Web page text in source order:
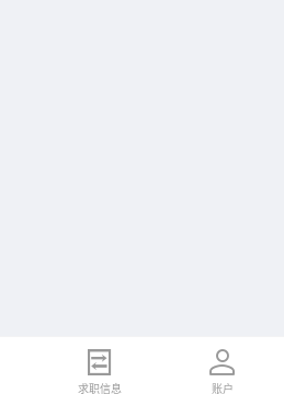
求职信息 账户